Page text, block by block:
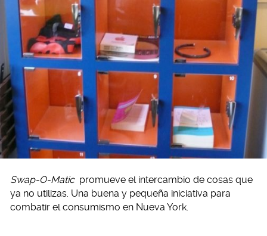
Swap-O-Matic promueve el intercambio de cosas que
ya no utilizas. Una buena y pequeña iniciativa para
combatir el consumismo en Nueva York.